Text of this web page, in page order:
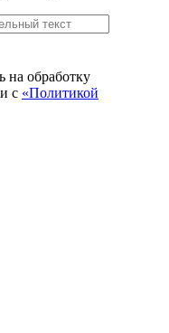
на обработку
с «Политикой